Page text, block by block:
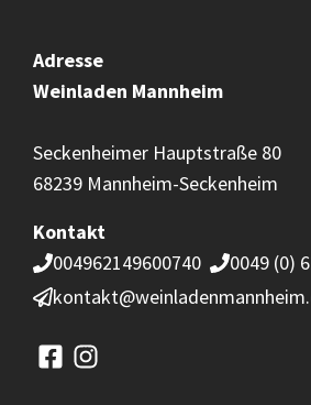
Adresse
Weinladen Mannheim
Seckenheimer Hauptstraße 80
68239 Mannheim-Seckenheim
Kontakt
004962149600740
0049 (0)